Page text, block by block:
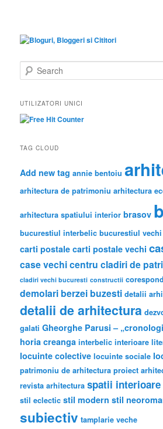
e
r
h
UTILIZATORI UNICI
TAG CLOUD
Add new tag annie bentoiu
arhitectura de patrimoniu arhitectura
arhitectura spatiului interior brasov
bucurestiul interbelic bucurestiul vechi
carti postale carti postale vechi
case vechicentru cladiri de
cladiri vechi bucuresti constructii
demolari berzei buzesti detalii
detalii de arhitectura
galati Gheorghe Parusi –
horia creanga interbelic interioare
locuinte colective locuinte sociale
patrimoniu de arhitectura proiect
revista arhitectura spatii interioare
stil eclectic stil modern stil
subiectiv tamplarie veche